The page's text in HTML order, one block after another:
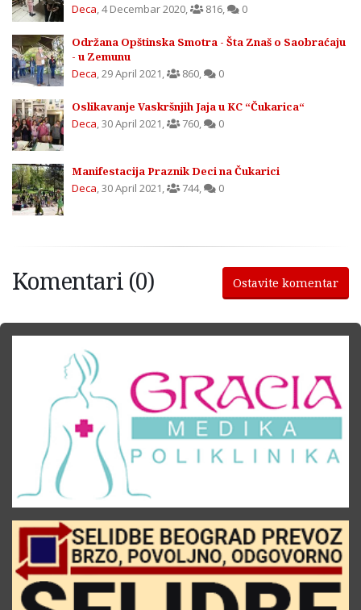
Deca,4 Decembar 2020, 816, 0
Održana Opštinska Smotra - Šta Znaš o Saobraćaju
- u Zemunu
Deca,29 April 2021, 860, 0
Oslikavanje Vaskršnjih Jaja u KC “Čukarica“
Deca,30 April 2021, 760, 0
Manifestacija Praznik Deci na Čukarici
Deca,30 April 2021, 744, 0
Komentari (0) Ostavite komentar